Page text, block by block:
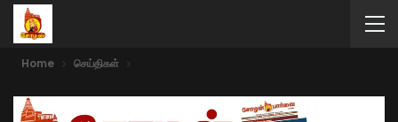
Home செய்திகள்